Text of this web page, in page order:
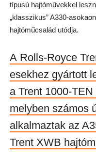
típusú hajtóművekkel
„klasszikus” A330-
hajtóműcsalád utódja.
A Rolls-Royce
esekhez gyártott
a Trent 1000-
melyben számos
alkalmaztak az
Trent XWB